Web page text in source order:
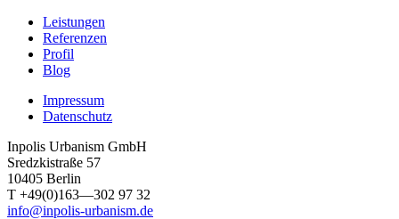
Leistungen
Referenzen
Profil
Blog
Impressum
Datenschutz
Inpolis Urbanism GmbH
Sredzkistraße 57
10405 Berlin
T +49(0)163—302 97 32
info@inpolis-urbanism.de